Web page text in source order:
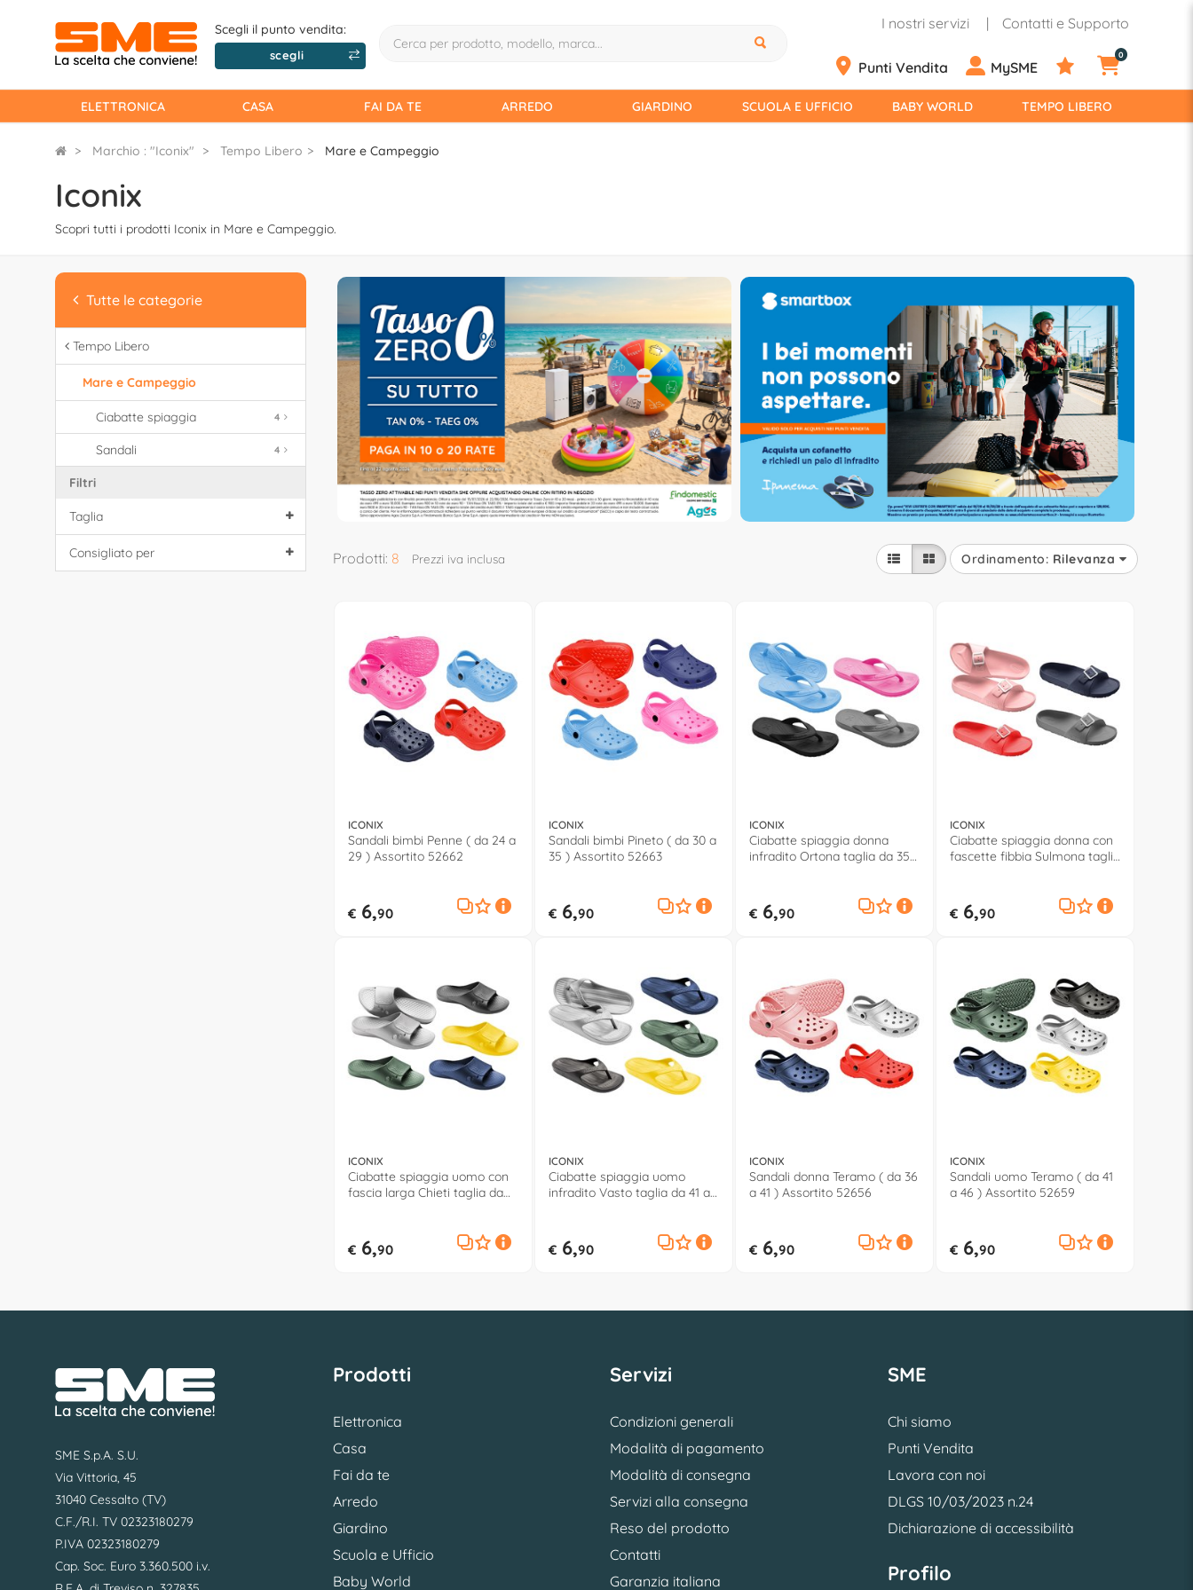
Scegli il punto vendita:
scegli
I nostri servizi Contatti e Supporto
Punti Vendita MySME
0
ELETTRONICA CASA FAI DA TE ARREDO GIARDINO SCUOLA E UFFICIO BABY WORLD TEMPO LIBERO
Marchio : "Iconix" Tempo Libero Mare e Campeggio
Iconix
Scopri tutti i prodotti Iconix in Mare e Campeggio.
Tutte le categorie
Tempo Libero
Mare e Campeggio
4
Ciabatte spiaggia
4
Sandali
Filtri
Taglia
Consigliato per Prodotti: 8 Prezzi iva inclusa Ordinamento: Rilevanza
ICONIX
Sandali bimbi Penne ( da 24 a
29 ) Assortito 52662
€6,90
ICONIX
Sandali bimbi Pineto ( da 30 a
35 ) Assortito 52663
€6,90
ICONIX
Ciabatte spiaggia donna
infradito Ortona taglia da 35
€6,90
ICONIX
Ciabatte spiaggia donna con
fascette fibbia Sulmona taglia
€6,90
ICONIX
Ciabatte spiaggia uomo con
fascia larga Chieti taglia da
€6,90
ICONIX
Ciabatte spiaggia uomo
infradito Vasto taglia da 41 a
€6,90
ICONIX
Sandali donna Teramo ( da 36
a 41 ) Assortito 52656
€6,90
ICONIX
Sandali uomo Teramo ( da 41
a 46 ) Assortito 52659
€6,90
SME S.p.A. S.U.
Via Vittoria, 45
31040 Cessalto (TV)
C.F./R.I. TV 02323180279
P.IVA 02323180279
Cap. Soc. Euro 3.360.500 i.v.
Prodotti
Elettronica
Casa
Fai da te
Arredo
Giardino
Scuola e Ufficio
Baby World
Servizi
Condizioni generali
Modalità di pagamento
Modalità di consegna
Servizi alla consegna
Reso del prodotto
Contatti
Garanzia italiana
SME
Chi siamo
Punti Vendita
Lavora con noi
DLGS 10/03/2023 n.24
Dichiarazione di accessibilità
Profilo